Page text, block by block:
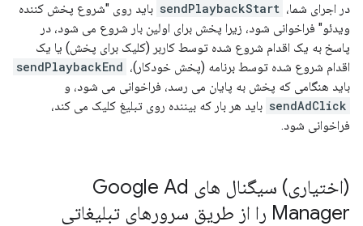
در اجرای شما، sendPlaybackStart باید روی "شروع پخش کننده
ویدئو" فراخوانی شود، زیرا پخش برای اولین بار شروع می شود، در
پاسخ به یک اقدام شروع شده توسط کاربر (کلیک برای پخش) یا یک
اقدام شروع شده توسط برنامه (پخش خودکار)، sendPlaybackEnd
باید هنگامی که پخش به پایان می رسد، فراخوانی می شود، و
sendAdClick باید هر بار که بیننده روی تبلیغ کلیک می کند،
فراخوانی شود.
(اختیاری) سیگنال های Google Ad
Manager را از طریق سرورهای تبلیغاتی